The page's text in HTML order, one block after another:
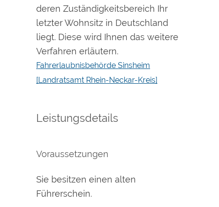
deren Zuständigkeitsbereich Ihr
letzter Wohnsitz in Deutschland
liegt. Diese wird Ihnen das weitere
Verfahren erläutern.
Fahrerlaubnisbehörde Sinsheim
[Landratsamt Rhein-Neckar-Kreis]
Leistungsdetails
Voraussetzungen
Sie besitzen einen alten
Führerschein.